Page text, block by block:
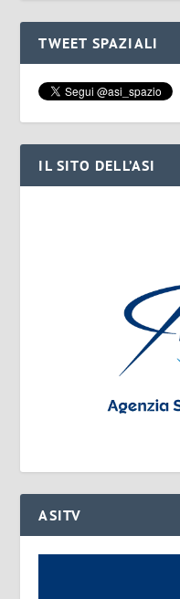
TWEET SPAZIALI
IL SITO DELL’ASI
ASITV